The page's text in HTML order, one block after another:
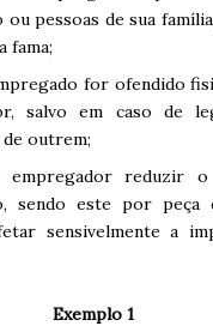
ou pessoas de sua
fama;
for ofendido
salvo em caso de
outrem;
empregador reduzir
sendo este por peça
sensivelmente a
Exemplo 1